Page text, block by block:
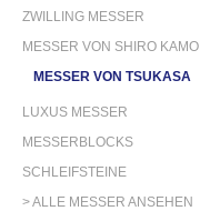
ZWILLING MESSER
MESSER VON SHIRO KAMO
MESSER VON TSUKASA
LUXUS MESSER
MESSERBLOCKS
SCHLEIFSTEINE
> ALLE MESSER ANSEHEN